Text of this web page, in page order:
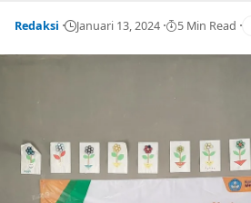
Redaksi Januari 13, 2024 5 Min Read